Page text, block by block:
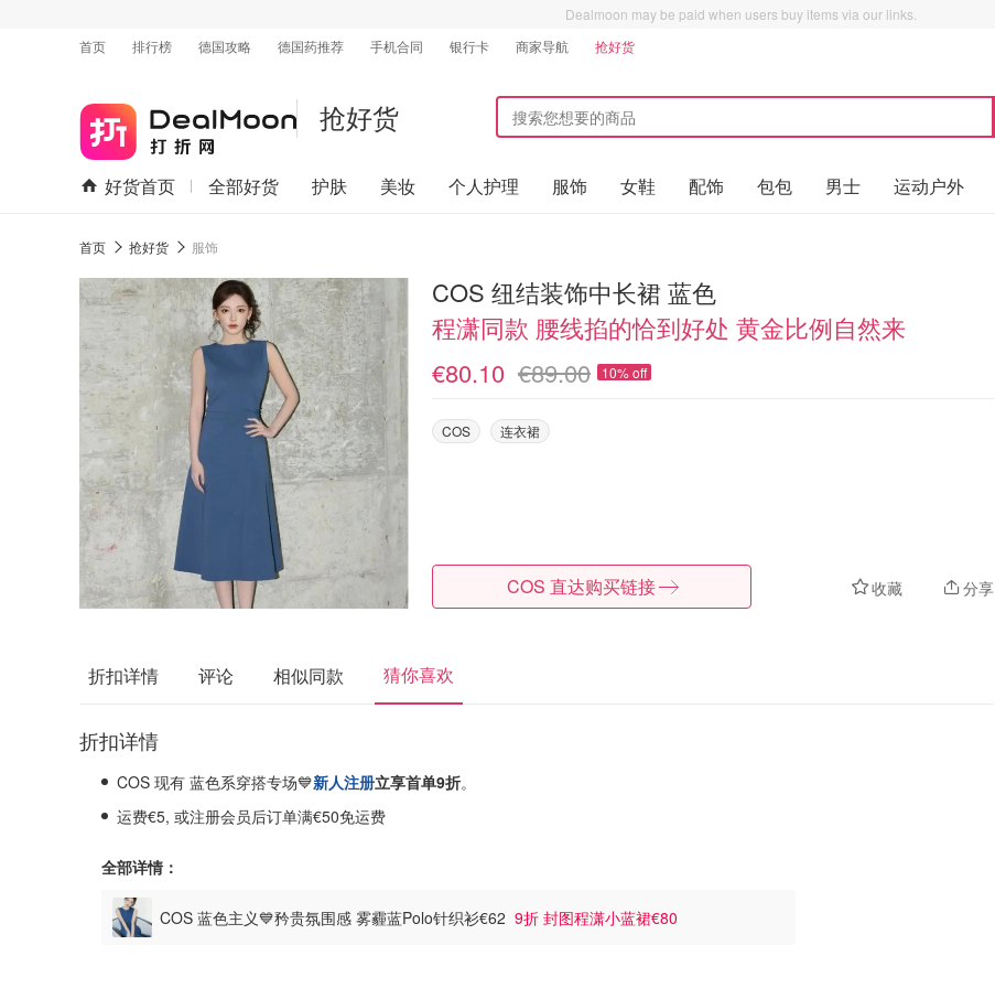
Dealmoon may be paid when users buy items via our links.
首页
排行榜 德国攻略 德国药推荐 手机合同 银行卡 商家导航 抢好货
抢好货
好货首页 全部好货 护肤 美妆 个人护理 服饰 女鞋 配饰 包包 男士 运动户外
首页 抢好货 服饰
COS 纽结装饰中长裙 蓝色
程潇同款 腰线掐的恰到好处 黄金比例自然来
€80.10 €89.00 10% off
COS 连衣裙
收藏 分享
COS 直达购买链接
折扣详情 评论 相似同款 猜你喜欢
折扣详情
COS 现有 蓝色系穿搭专场💙新人注册立享首单9折。
运费€5, 或注册会员后订单满€50免运费
全部详情：
COS 蓝色主义💙矜贵氛围感 雾霾蓝Polo针织衫€62 9折 封图程潇小蓝裙€80